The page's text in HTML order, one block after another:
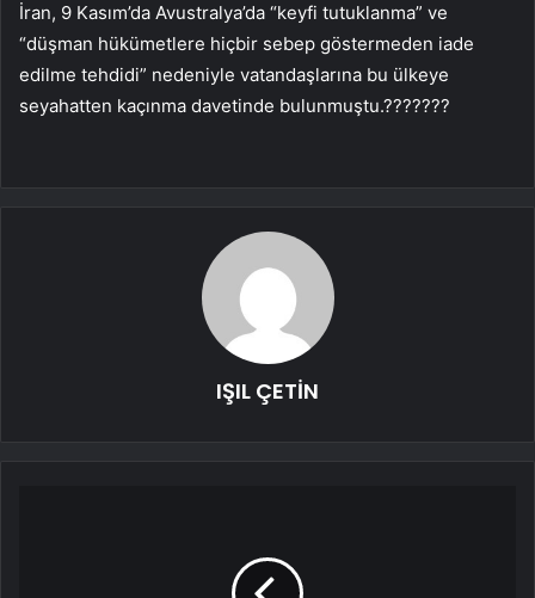
İran, 9 Kasım’da Avustralya’da “keyfi tutuklanma” ve
“düşman hükümetlere hiçbir sebep göstermeden iade
edilme tehdidi” nedeniyle vatandaşlarına bu ülkeye
seyahatten kaçınma davetinde bulunmuştu.???????
IŞIL ÇETİN